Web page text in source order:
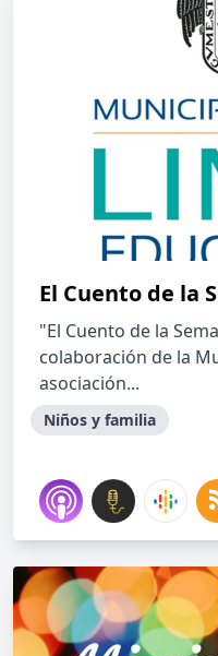
El Cuento de la
"El Cuento de la
colaboración de la
asociación...
Niños y familia